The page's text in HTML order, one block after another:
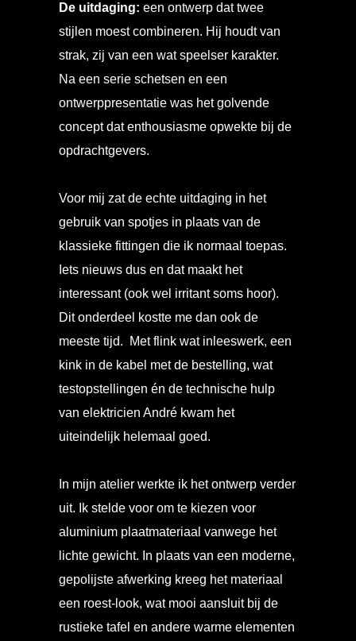
De uitdaging: een ontwerp dat twee
stijlen moest combineren. Hij houdt van
strak, zij van een wat speelser karakter.
Na een serie schetsen en een
ontwerppresentatie was het golvende
concept dat enthousiasme opwekte bij de
opdrachtgevers.
Voor mij zat de echte uitdaging in het
gebruik van spotjes in plaats van de
klassieke fittingen die ik normaal toepas.
Iets nieuws dus en dat maakt het
interessant (ook wel irritant soms hoor).
Dit onderdeel kostte me dan ook de
meeste tijd. Met flink wat inleeswerk, een
kink in de kabel met de bestelling, wat
testopstellingen én de technische hulp
van elektricien André kwam het
uiteindelijk helemaal goed.
In mijn atelier werkte ik het ontwerp verder
uit. Ik stelde voor om te kiezen voor
aluminium plaatmateriaal vanwege het
lichte gewicht. In plaats van een moderne,
gepolijste afwerking kreeg het materiaal
een roest-look, wat mooi aansluit bij de
rustieke tafel en andere warme elementen